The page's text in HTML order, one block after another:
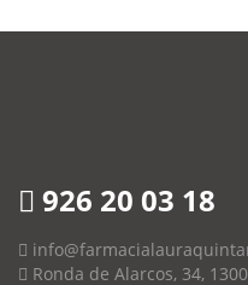
926 20 03 18
Ronda de Alarcos, 34,